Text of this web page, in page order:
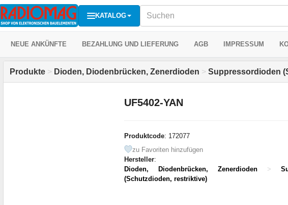
KATALOG
NEUE ANKÜNFTE BEZAHLUNG UND LIEFERUNG AGB IMPRESSUM
Produkte > Dioden, Diodenbrücken, Zenerdioden > Suppressordioden
UF5402-YAN
Produktcode: 172077
zu Favoriten hinzufügen
Hersteller:
Dioden, Diodenbrücken, Zenerdioden
>
(Schutzdioden, restriktive)